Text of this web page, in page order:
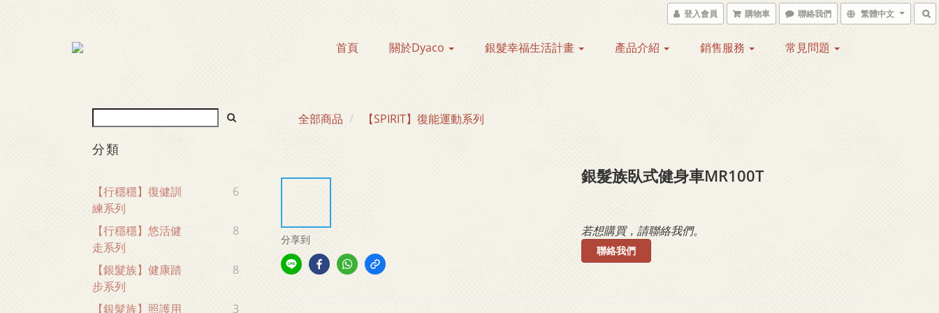
登入會員 購物車 聯絡我們 繁體中文
首頁 關於Dyaco 銀髮幸福生活計畫 產品介紹 銷售服務 常見問題
分類
【行穩穩】復健訓
練系列
6
【行穩穩】悠活健
走系列
8
【銀髮族】健康踏
步系列
8
【銀髮族】照護用 3
全部商品 【SPIRIT】復能運動系列
分享到
銀髮族臥式健身車MR100T
若想購買，請聯絡我們。
聯絡我們